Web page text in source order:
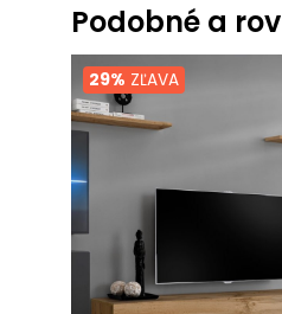
Podobné a
29% ZĽAVA